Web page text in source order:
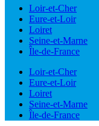
Loir-et-Cher
Eure-et-Loir
Loiret
Seine-et-Marne
Île-de-France
Loir-et-Cher
Eure-et-Loir
Loiret
Seine-et-Marne
Île-de-France